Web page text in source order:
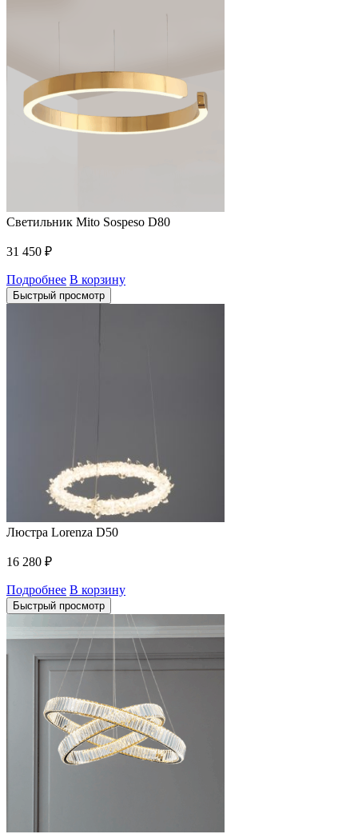
Светильник Mito Sospeso D80
31 450 ₽
Подробнее В корзину
Быстрый просмотр
Люстра Lorenza D50
16 280 ₽
Подробнее В корзину
Быстрый просмотр